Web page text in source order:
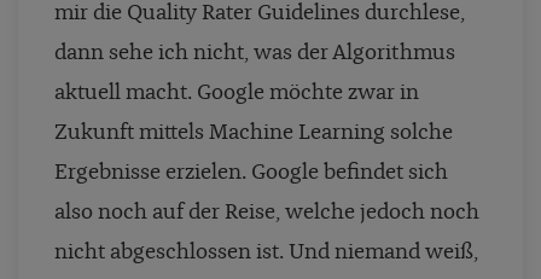
mir die Quality Rater Guidelines durchlese,
dann sehe ich nicht, was der Algorithmus
aktuell macht. Google möchte zwar in
Zukunft mittels Machine Learning solche
Ergebnisse erzielen. Google befindet sich
also noch auf der Reise, welche jedoch noch
nicht abgeschlossen ist. Und niemand weiß,